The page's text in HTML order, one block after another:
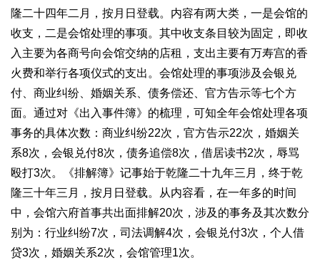
隆二十四年二月，按月日登载。内容有两大类，一是会馆的
收支，二是会馆处理的事项。其中收支条目较为固定，即收
入主要为各商号向会馆交纳的店租，支出主要有万寿宫的香
火费和举行各项仪式的支出。会馆处理的事项涉及会银兑
付、商业纠纷、婚姻关系、债务偿还、官方告示等七个方
面。通过对《出入事件簿》的梳理，可知全年会馆处理各项
事务的具体次数：商业纠纷22次，官方告示22次，婚姻关
系8次，会银兑付8次，债务追偿8次，借居读书2次，辱骂
殴打3次。《排解簿》记事始于乾隆二十九年三月，终于乾
隆三十年三月，按月日登载。从内容看，在一年多的时间
中，会馆六府首事共出面排解20次，涉及的事务及其次数分
别为：行业纠纷7次，司法调解4次，会银兑付3次，个人借
贷3次，婚姻关系2次，会馆管理1次。